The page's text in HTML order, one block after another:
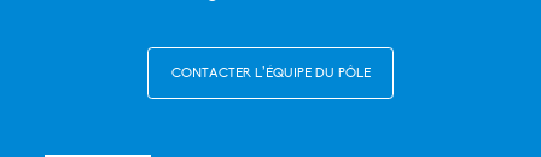
CONTACTER L’ÉQUIPE DU PÔLE